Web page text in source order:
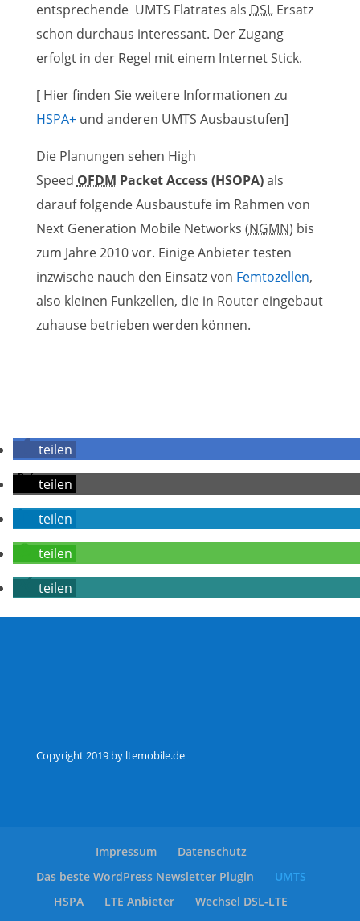
entsprechende UMTS Flatrates als DSLErsatz
schon durchaus interessant. Der Zugang
erfolgt in der Regel mit einem Internet Stick.
[ Hier finden Sie weitere Informationen zu
HSPA+und anderen UMTS Ausbaustufen]
Die Planungen sehen High
Speed OFDM Packet Access (HSOPA)als
darauf folgende Ausbaustufe im Rahmen von
Next Generation Mobile Networks (NGMN) bis
zum Jahre 2010 vor. Einige Anbieter testen
inzwische nauch den Einsatz von Femtozellen,
also kleinen Funkzellen, die in Router eingebaut
zuhause betrieben werden können.
teilen
teilen
teilen
teilen
teilen
Copyright 2019 by ltemobile.de
Impressum
Datenschutz
Das beste WordPress Newsletter Plugin
UMTS
HSPA
LTE Anbieter Wechsel DSL-LTE